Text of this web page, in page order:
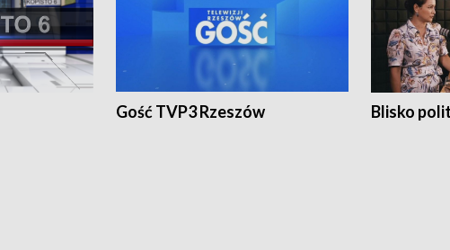
Gość TVP3 Rzeszów Blisko